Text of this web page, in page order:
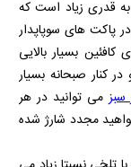
قدری زیاد است که
پاکت های سوپاپدار
بسیار بالایی
کنار صبحانه بسیار
سبزمی توانید در هر
مجدد شارژ شده